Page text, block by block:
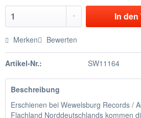
In den
Merken Bewerten
Artikel-Nr.: SW11164
Beschreibung
Erschienen bei Wewelsburg Records /
Flachland Norddeutschlands kommen